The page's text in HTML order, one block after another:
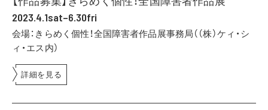
2023.4.1sat–6.30fri
会場：きらめく個性！全国障害者作品展事務局（（株）ケィ・シ
ィ・エス内）
詳細を見る